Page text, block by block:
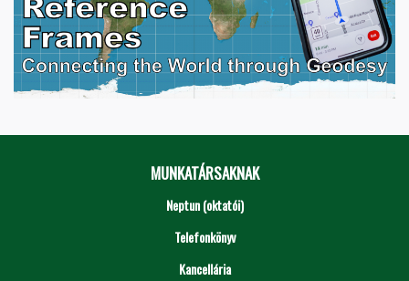
MUNKATÁRSAKNAK
Neptun (oktatói)
Telefonkönyv
Kancellária